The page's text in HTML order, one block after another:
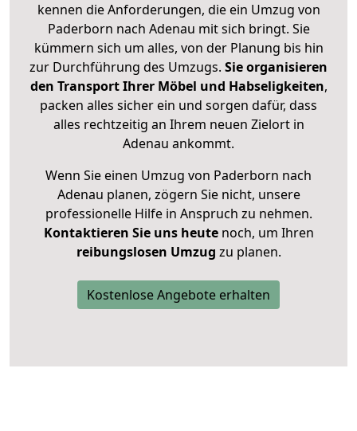
kennen die Anforderungen, die ein Umzug von
Paderborn nach Adenau mit sich bringt. Sie
kümmern sich um alles, von der Planung bis hin
zur Durchführung des Umzugs. Sie organisieren
den Transport Ihrer Möbel und Habseligkeiten,
packen alles sicher ein und sorgen dafür, dass
alles rechtzeitig an Ihrem neuen Zielort in
Adenau ankommt.
Wenn Sie einen Umzug von Paderborn nach
Adenau planen, zögern Sie nicht, unsere
professionelle Hilfe in Anspruch zu nehmen.
Kontaktieren Sie uns heutenoch, um Ihren
reibungslosen Umzug zu planen.
Kostenlose Angebote erhalten